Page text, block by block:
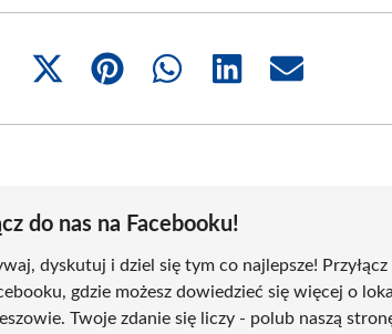
Share
(Twitter)
Share
Share
Share
Share
do nas na Facebooku!
dyskutuj i dziel się tym co najlepsze! Przyłącz
gdzie możesz dowiedzieć się więcej o
Twoje zdanie się liczy - polub naszą